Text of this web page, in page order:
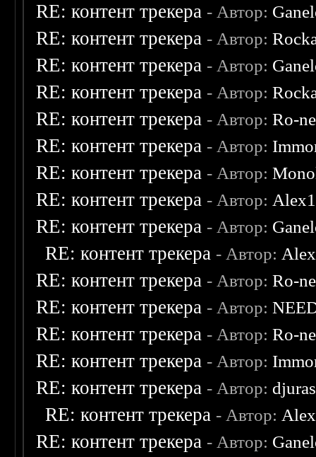
RE: контент трекера - Автор:
RE: контент трекера - Автор:
RE: контент трекера - Автор:
RE: контент трекера - Автор:
RE: контент трекера - Автор:Ro-
RE: контент трекера - Автор:
RE: контент трекера - Автор:
RE: контент трекера - Автор:
RE: контент трекера - Автор:
RE: контент трекера - Автор:
RE: контент трекера - Автор:Ro-
RE: контент трекера - Автор:
RE: контент трекера - Автор:Ro-
RE: контент трекера - Автор:
RE: контент трекера - Автор:
RE: контент трекера - Автор:
RE: контент трекера - Автор: